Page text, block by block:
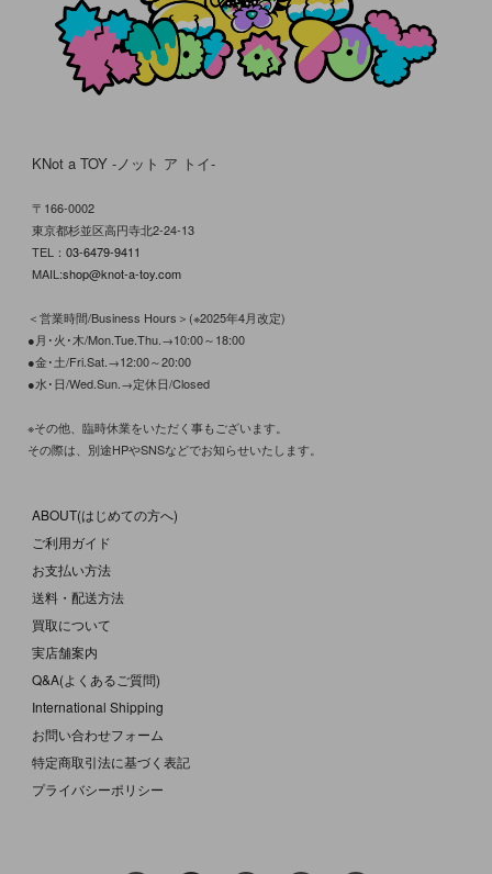
KNot a TOY -ノット ア トイ-
〒166-0002
東京都杉並区高円寺北2-24-13
TEL： 03-6479-9411
MAIL:shop@knot-a-toy.com
＜営業時間/Business Hours＞(※2025年4月改定)
●月･火･木/Mon.Tue.Thu.→10:00～18:00
●金･土/Fri.Sat.→12:00～20:00
●水･日/Wed.Sun.→定休日/Closed
※その他、臨時休業をいただく事もございます。
その際は、別途HPやSNSなどでお知らせいたします。
ABOUT(はじめての方へ)
ご利用ガイド
お支払い方法
送料・配送方法
買取について
実店舗案内
Q&A(よくあるご質問)
International Shipping
お問い合わせフォーム
特定商取引法に基づく表記
プライバシーポリシー